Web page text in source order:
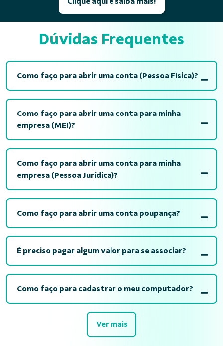
Dúvidas Frequentes
Como faço para abrir uma conta (Pessoa Física)?
Como faço para abrir uma conta para minha
empresa (MEI)?
Como faço para abrir uma conta para minha
empresa (Pessoa Jurídica)?
Como faço para abrir uma conta poupança?
É preciso pagar algum valor para se associar?
Como faço para cadastrar o meu computador?
Ver mais